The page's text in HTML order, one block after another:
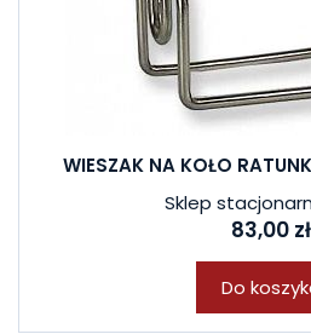
WIESZAK NA KOŁO
Sklep
83,00 zł
Do